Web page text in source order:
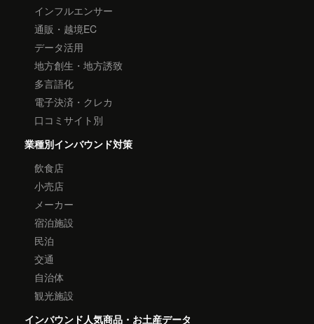
インフルエンサー
通販・越境EC
データ活用
地方創生・地方誘致
多言語化
電子決済・クレカ
口コミサイト別
業種別インバウンド対策
飲食店
小売店
メーカー
宿泊施設
民泊
交通
自治体
観光施設
インバウンド人気商品・お土産データ